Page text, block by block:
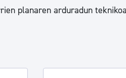
planaren arduradun